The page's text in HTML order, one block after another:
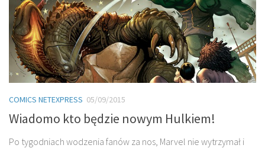
COMICS NETEXPRESS 05/09/2015
Wiadomo kto będzie nowym Hulkiem!
Po tygodniach wodzenia fanów za nos, Marvel nie wytrzymał i